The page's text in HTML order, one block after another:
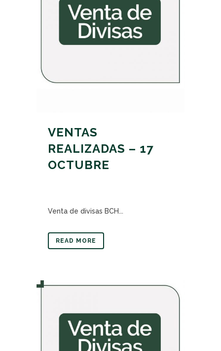
VENTAS
REALIZADAS – 17
OCTUBRE
Venta de divisas BCH...
READ MORE